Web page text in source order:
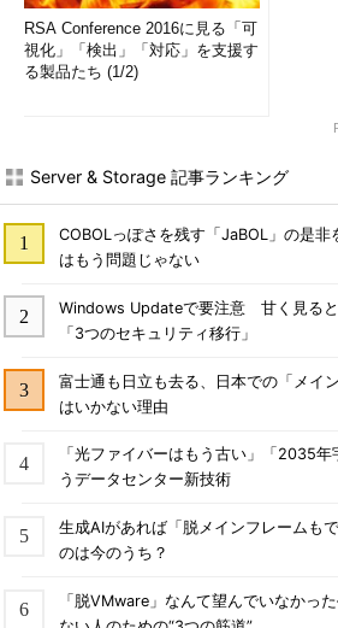
RSA Conference 2016に見る「可
視化」「検出」「対応」を支援す
る製品たち (1/2)
Server & Storage 記事ランキング
COBOLっぽさを残す「JaBOL」の是
はもう問題じゃない
Windows Updateで要注意 甘く見ると
「3つのセキュリティ移行」
富士通も日立も去る、日本での「メイ
はいかない理由
「光ファイバーはもう古い」「2035
うデータセンター新技術
生成AIがあれば「脱メインフレームも
のは今のうち？
「脱VMware」なんて望んでいなか